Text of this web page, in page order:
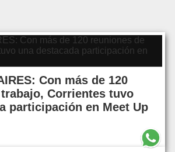
Con más de 120
Corrientes tuvo
participación en Meet Up